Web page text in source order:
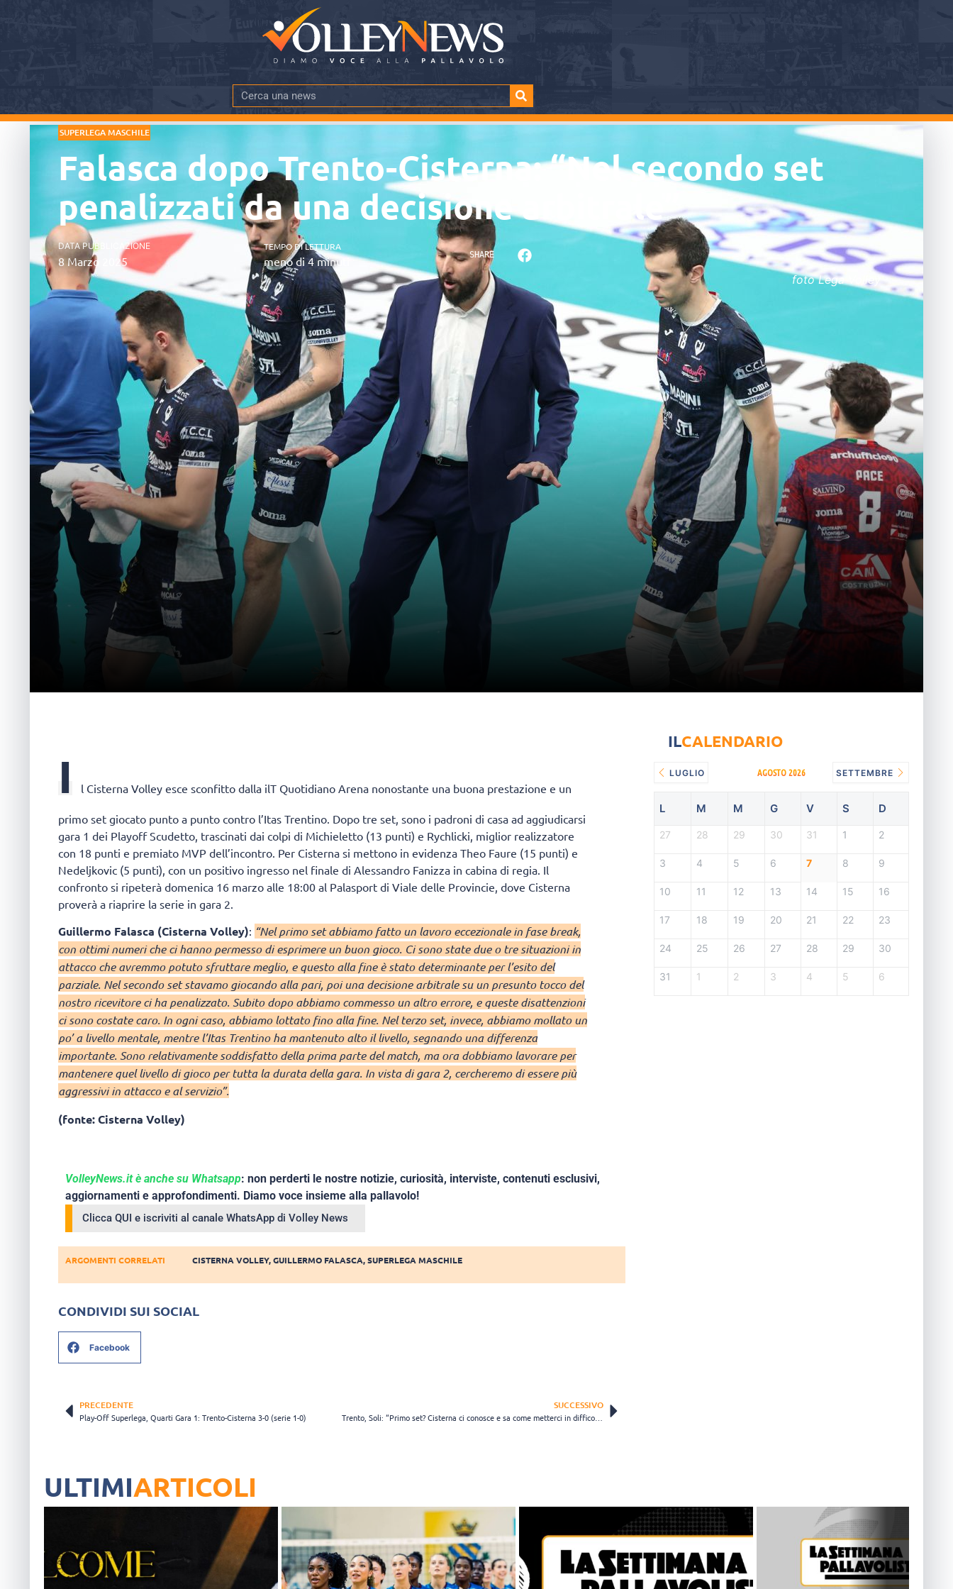
SUPERLEGA MASCHILE
Falasca dopo Trento-Cisterna: “Nel secondo set
penalizzati da una decisione arbitrale”
DATA PUBBLICAZIONE
8 Marzo 2025
TEMPO DI LETTURA
meno di 4 minuti SHARE
foto Lega Volley
I l Cisterna Volley esce sconfitto dalla ilT Quotidiano Arena nonostante una buona prestazione e un
primo set giocato punto a punto contro l’Itas Trentino. Dopo tre set, sono i padroni di casa ad aggiudicarsi
gara 1 dei Playoff Scudetto, trascinati dai colpi di Michieletto (13 punti) e Rychlicki, miglior realizzatore
con 18 punti e premiato MVP dell’incontro. Per Cisterna si mettono in evidenza Theo Faure (15 punti) e
Nedeljkovic (5 punti), con un positivo ingresso nel finale di Alessandro Fanizza in cabina di regia. Il
confronto si ripeterà domenica 16 marzo alle 18:00 al Palasport di Viale delle Provincie, dove Cisterna
proverà a riaprire la serie in gara 2.
Guillermo Falasca (Cisterna Volley): “Nel primo set abbiamo fatto un lavoro eccezionale in fase break,
con ottimi numeri che ci hanno permesso di esprimere un buon gioco. Ci sono state due o tre situazioni in
attacco che avremmo potuto sfruttare meglio, e questo alla fine è stato determinante per l’esito del
parziale. Nel secondo set stavamo giocando alla pari, poi una decisione arbitrale su un presunto tocco del
nostro ricevitore ci ha penalizzato. Subito dopo abbiamo commesso un altro errore, e queste disattenzioni
ci sono costate caro. In ogni caso, abbiamo lottato fino alla fine. Nel terzo set, invece, abbiamo mollato un
po’ a livello mentale, mentre l’Itas Trentino ha mantenuto alto il livello, segnando una differenza
importante. Sono relativamente soddisfatto della prima parte del match, ma ora dobbiamo lavorare per
mantenere quel livello di gioco per tutta la durata della gara. In vista di gara 2, cercheremo di essere più
aggressivi in attacco e al servizio”.
(fonte: Cisterna Volley)
VolleyNews.it è anche su Whatsapp: non perderti le nostre notizie, curiosità, interviste, contenuti esclusivi,
aggiornamenti e approfondimenti. Diamo voce insieme alla pallavolo!
Clicca QUI e iscriviti al canale WhatsApp di Volley News
ARGOMENTI CORRELATI CISTERNA VOLLEY,GUILLERMO FALASCA,SUPERLEGA MASCHILE
CONDIVIDI SUI SOCIAL
Facebook
PRECEDENTE
Play-Off Superlega, Quarti Gara 1: Trento-Cisterna 3-0 (serie 1-0)
SUCCESSIVO
Trento, Soli: “Primo set? Cisterna ci conosce e sa come metterci in difficoltà” (VIDEO)
ILCALENDARIO
LUGLIO AGOSTO 2026 SETTEMBRE
L M M G V S D
27 28 29 30 31 1 2
3 4 5 6 7 8 9
10 11 12 13 14 15 16
17 18 19 20 21 22 23
24 25 26 27 28 29 30
31 1 2 3 4 5 6
ULTIMIARTICOLI